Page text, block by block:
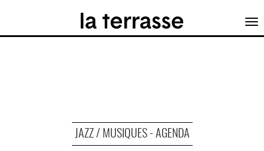
JAZZ / MUSIQUES - AGENDA